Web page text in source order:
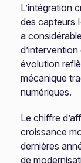
L’intégration
des capteurs
a
évolution
mécanique
numériques.
Le chiffre
croissance
dernières
de